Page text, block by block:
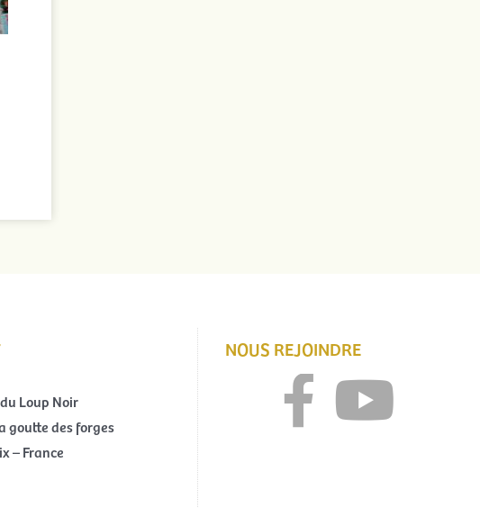
Loup Noir
goutte des forges
– France
NOUS REJOINDRE